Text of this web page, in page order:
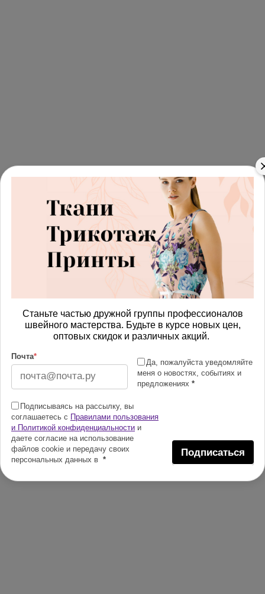
Станьте частью дружной группы профессионалов
швейного мастерства. Будьте в курсе новых цен,
оптовых скидок и различных акций.
Почта*
Да, пожалуйста уведомляйте
меня о новостях, событиях и
предложениях *
Подписываясь на рассылку, вы
соглашаетесь с Правилами пользования
и Политикой конфиденциальности и
даете согласие на использование
файлов cookie и передачу своих
персональных данных в *
Подписаться